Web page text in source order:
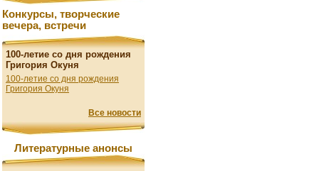
Конкурсы, творческие
вечера, встречи
100-летие со дня рождения
Григория Окуня
100-летие со дня рождения
Григория Окуня
Все новости
Литературные анонсы